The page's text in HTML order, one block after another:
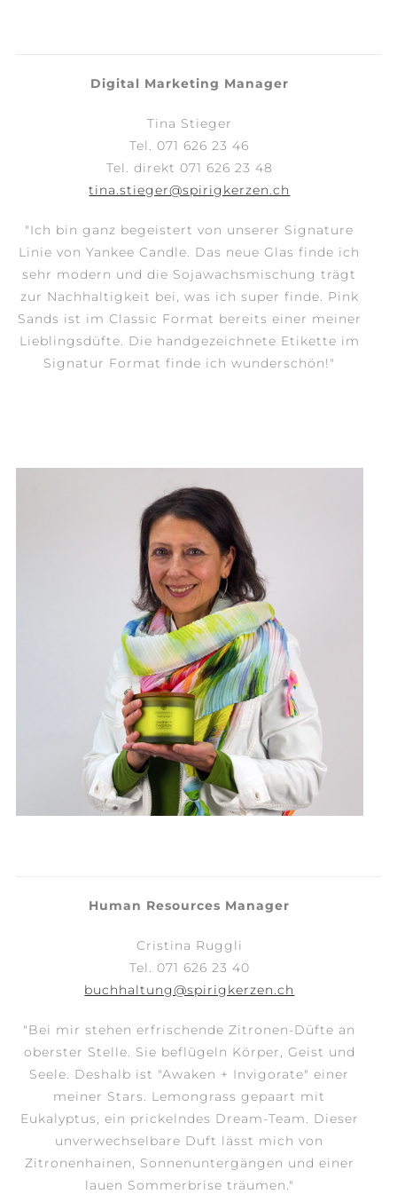
Digital Marketing Manager
Tina Stieger
Tel. 071 626 23 46
Tel. direkt 071 626 23 48
tina.stieger@spirigkerzen.ch
"Ich bin ganz begeistert von unserer Signature
Linie von Yankee Candle. Das neue Glas finde ich
sehr modern und die Sojawachsmischung trägt
zur Nachhaltigkeit bei, was ich super finde. Pink
Sands ist im Classic Format bereits einer meiner
Lieblingsdüfte. Die handgezeichnete Etikette im
Signatur Format finde ich wunderschön!"
Human Resources Manager
Cristina Ruggli
Tel. 071 626 23 40
buchhaltung@spirigkerzen.ch
"Bei mir stehen erfrischende Zitronen-Düfte an
oberster Stelle. Sie beflügeln Körper, Geist und
Seele. Deshalb ist "Awaken + Invigorate" einer
meiner Stars. Lemongrass gepaart mit
Eukalyptus, ein prickelndes Dream-Team. Dieser
unverwechselbare Duft lässt mich von
Zitronenhainen, Sonnenuntergängen und einer
lauen Sommerbrise träumen."